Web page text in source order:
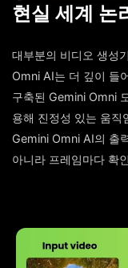
현실 세계 논
대부분의 비디오 생성
Omni AI는 더 깊이 들
구축된 Gemini Omni
용해 진정성 있는 움직
Gemini Omni AI의 출
아니라 프레임마다 확